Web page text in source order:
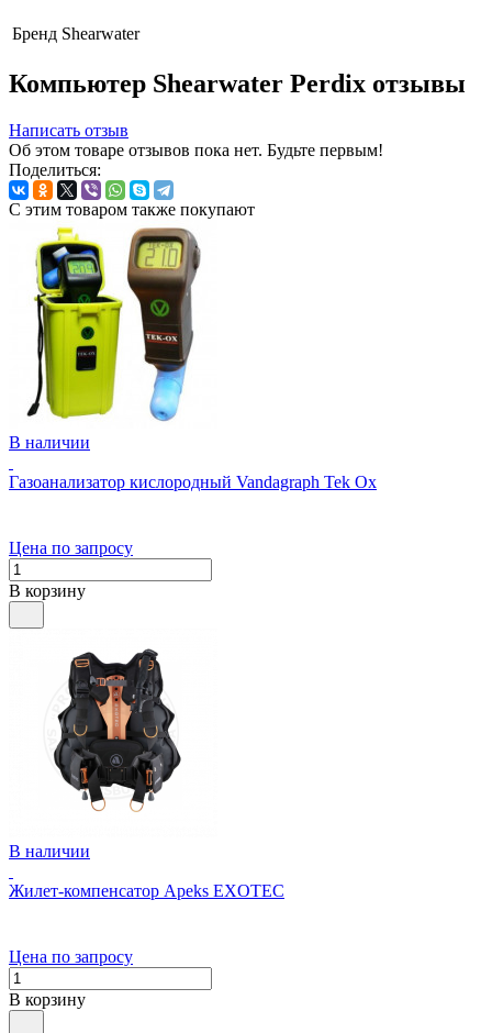
Бренд Shearwater
Компьютер Shearwater Perdix отзывы
Написать отзыв
Об этом товаре отзывов пока нет. Будьте первым!
Поделиться:
С этим товаром также покупают
В наличии
Газоанализатор кислородный Vandagraph Tek Ox
Цена по запросу
В корзину
В наличии
Жилет-компенсатор Apeks EXOTEC
Цена по запросу
В корзину